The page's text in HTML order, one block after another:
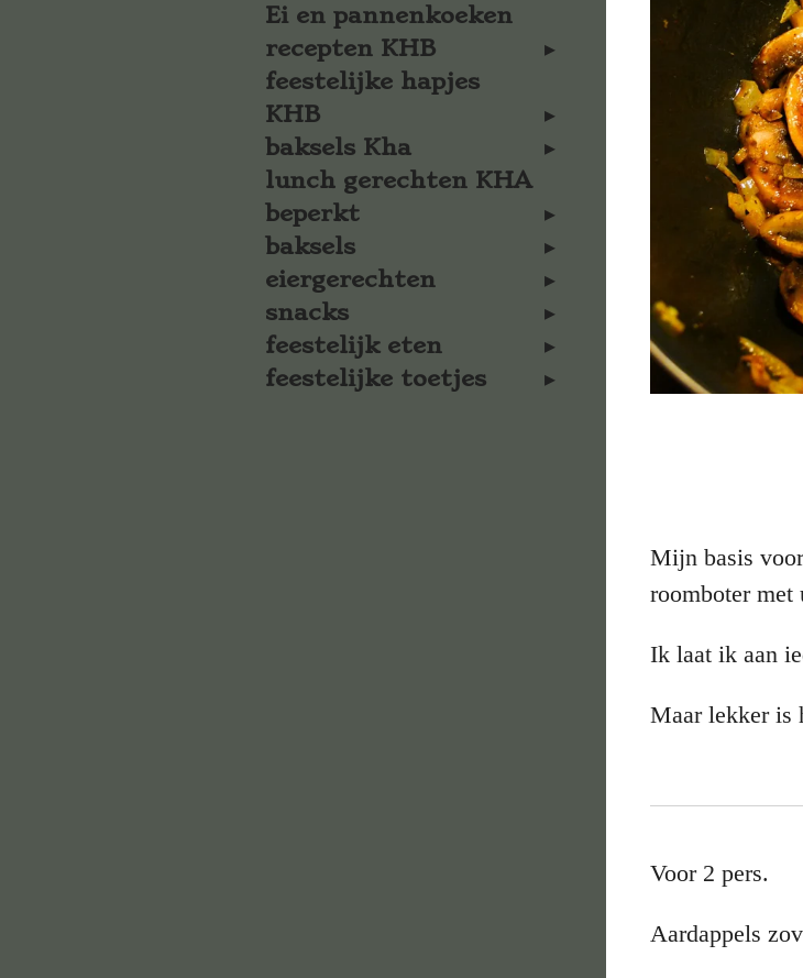
Mijn basis
roomboter met
Ik laat ik aan
Maar lekker is
Voor 2 pers.
Aardappels
Ei en pannenkoeken
recepten KHB
feestelijke hapjes
KHB
baksels Kha
lunch gerechten KHA
beperkt
baksels
eiergerechten
snacks
feestelijk eten
feestelijke toetjes